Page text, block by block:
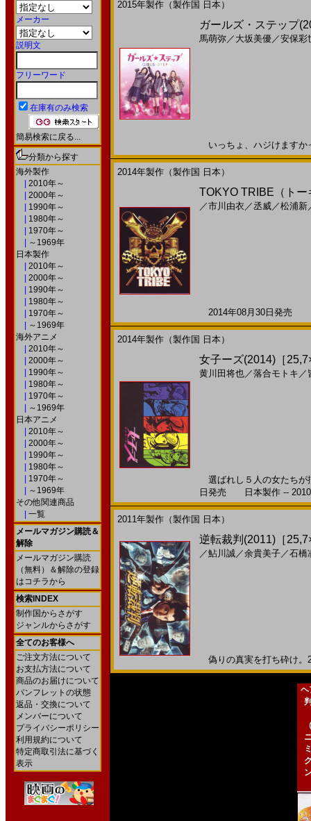
メーカー
説明文
フリーワード
在庫有のみ検索
簡易検索に戻る...
分類から探す
海外製作
2010年～
2000年～
1990年～
1980年～
1970年～
～1969年
日本製作
2010年～
2000年～
1990年～
1980年～
1970年～
～1969年
海外アニメ
2010年～
2000年～
1990年～
1980年～
1970年～
～1969年
日本アニメ
2010年～
2000年～
1990年～
1980年～
1970年～
～1969年
その他関連商品
一覧
メールマガジン購読＆
解除
メールマガジン購読
（無料）＆解除の登録
はコチラから
検索INDEX
制作国からさがす
ジャンルからさがす
全てのお客様へ
ご注文方法について
お支払方法について
商品のお届けについて
パンフレットの状態
返品・交換について
メンバーについて
プライバシーポリシー
利用規約について
特定商取引法に基づく
表示
2015年製作（製作国 日本）
ガールズ・ステップ
馬萌弥／ 大坂美優／安保彩
いっちょ、ハジけます
2014年製作（製作国 日本）
TOKYO TRIBE（ト
／市川由衣 ／丞威／松浦新
2014年08月30日発売
2014年製作（製作国 日本）
女子ーズ(2014)［
黄川田将也／落合モトキ ／
選ばれし５人の女たちが
日発売 日本製作 -- 2010
2011年製作（製作国 日本）
逆転裁判(2011)［
／鮎川誠／余貴美子／石橋
偽りの真実を打ち砕け
ヘ